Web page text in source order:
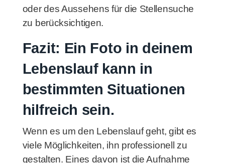
oder des Aussehens für die Stellensuche
zu berücksichtigen.
Fazit: Ein Foto in deinem
Lebenslauf kann in
bestimmten Situationen
hilfreich sein.
Wenn es um den Lebenslauf geht, gibt es
viele Möglichkeiten, ihn professionell zu
gestalten. Eines davon ist die Aufnahme